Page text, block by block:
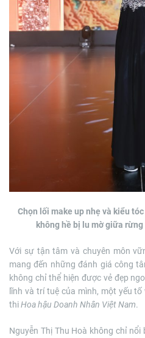
Chọn lối make up nhẹ và kiểu
không hề bị lu mờ giữa
Với sự tận tâm và chuyên môn
mang đến những đánh giá công
không chỉ thể hiện được vẻ đẹp
lĩnh và trí tuệ của mình, một yếu
thiHoa hậu Doanh Nhân Việt Nam.
Nguyễn Thị Thu Hoà không chỉ